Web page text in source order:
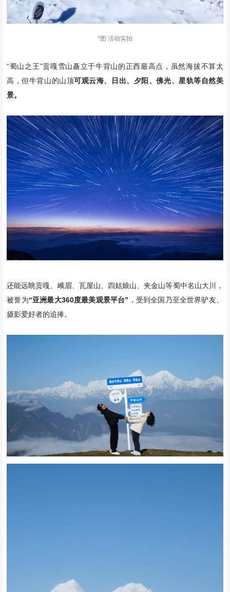
*图 活动实拍
“蜀山之王”贡嘎雪山矗立于牛背山的正西最高点，虽然海拔不算太
高，但牛背山的山顶可观云海、日出、夕阳、佛光、星轨等自然美
景。
还能远眺贡嘎、峨眉、瓦屋山、四姑娘山、夹金山等蜀中名山大川，
被誉为“亚洲最大360度最美观景平台” ，受到全国乃至全世界驴友、
摄影爱好者的追捧。